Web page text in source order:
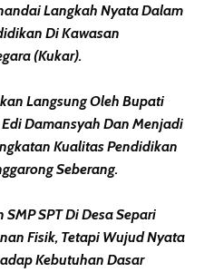
Langkah Nyata Dalam
Di Kawasan
(Kukar).
Langsung Oleh Bupati
Damansyah Dan Menjadi
Kualitas Pendidikan
Seberang.
SPT Di Desa Separi
Fisik, Tetapi Wujud Nyata
Kebutuhan Dasar